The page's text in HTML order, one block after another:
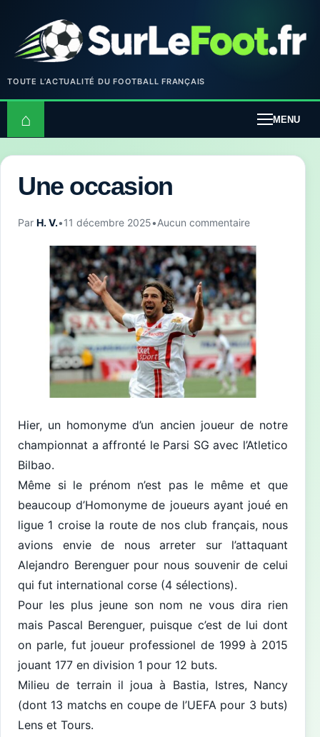
TOUTE L’ACTUALITÉ DU FOOTBALL FRANÇAIS
⌂ MENU
Une occasion
Par H. V.•11 décembre 2025•Aucun commentaire
Hier, un homonyme d’un ancien joueur de notre
championnat a affronté le Parsi SG avec l’Atletico
Bilbao.
Même si le prénom n’est pas le même et que
beaucoup d’Homonyme de joueurs ayant joué en
ligue 1 croise la route de nos club français, nous
avions envie de nous arreter sur l’attaquant
Alejandro Berenguer pour nous souvenir de celui
qui fut international corse (4 sélections).
Pour les plus jeune son nom ne vous dira rien
mais Pascal Berenguer, puisque c’est de lui dont
on parle, fut joueur professionel de 1999 à 2015
jouant 177 en division 1 pour 12 buts.
Milieu de terrain il joua à Bastia, Istres, Nancy
(dont 13 matchs en coupe de l’UEFA pour 3 buts)
Lens et Tours.